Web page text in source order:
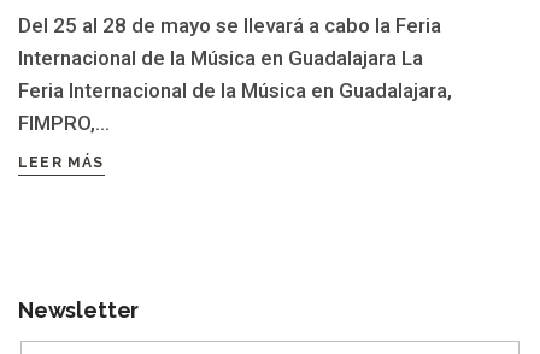
Del 25 al 28 de mayo se llevará a cabo la Feria
Internacional de la Música en Guadalajara La
Feria Internacional de la Música en Guadalajara,
FIMPRO,...
LEER MÁS
Newsletter